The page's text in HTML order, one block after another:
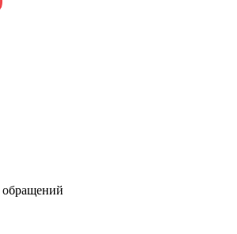
обращений